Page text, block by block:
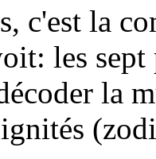
c'est la
les
la